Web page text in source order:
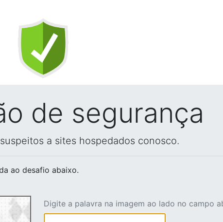
de segurança
a sites hospedados conosco.
ao desafio abaixo.
Digite a palavra na imagem ao lado no campo